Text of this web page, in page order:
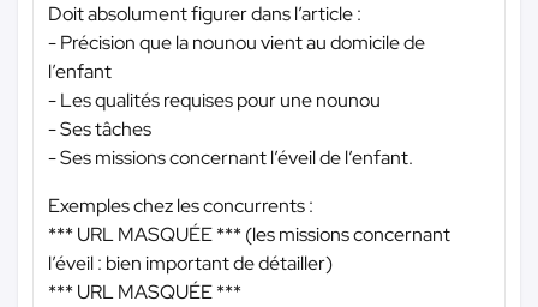
Doit absolument figurer dans l’article :
- Précision que la nounou vient au domicile de
l’enfant
- Les qualités requises pour une nounou
- Ses tâches
- Ses missions concernant l’éveil de l’enfant.
Exemples chez les concurrents :
*** URL MASQUÉE *** (les missions concernant
l’éveil : bien important de détailler)
*** URL MASQUÉE ***